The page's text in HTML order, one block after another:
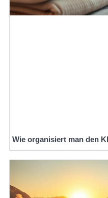
Wie organisiert man den